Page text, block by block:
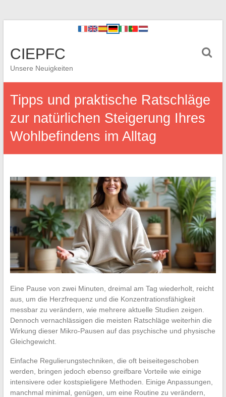
CIEPFC
Unsere Neuigkeiten
Tipps und praktische Ratschläge
zur natürlichen Steigerung Ihres
Wohlbefindens im Alltag
Eine Pause von zwei Minuten, dreimal am Tag wiederholt, reicht
aus, um die Herzfrequenz und die Konzentrationsfähigkeit
messbar zu verändern, wie mehrere aktuelle Studien zeigen.
Dennoch vernachlässigen die meisten Ratschläge weiterhin die
Wirkung dieser Mikro-Pausen auf das psychische und physische
Gleichgewicht.
Einfache Regulierungstechniken, die oft beiseitegeschoben
werden, bringen jedoch ebenso greifbare Vorteile wie einige
intensivere oder kostspieligere Methoden. Einige Anpassungen,
manchmal minimal, genügen, um eine Routine zu verändern,